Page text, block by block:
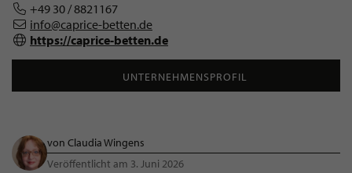
+49 30 / 8821167
info@caprice-betten.de
https://caprice-betten.de
UNTERNEHMENSPROFIL
von Claudia Wingens
Veröffentlicht am 3. Juni 2026